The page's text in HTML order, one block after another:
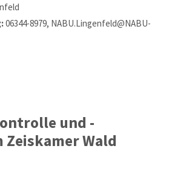
06344-8979, NABU.Lingenfeld@NABU-
und -
Wald